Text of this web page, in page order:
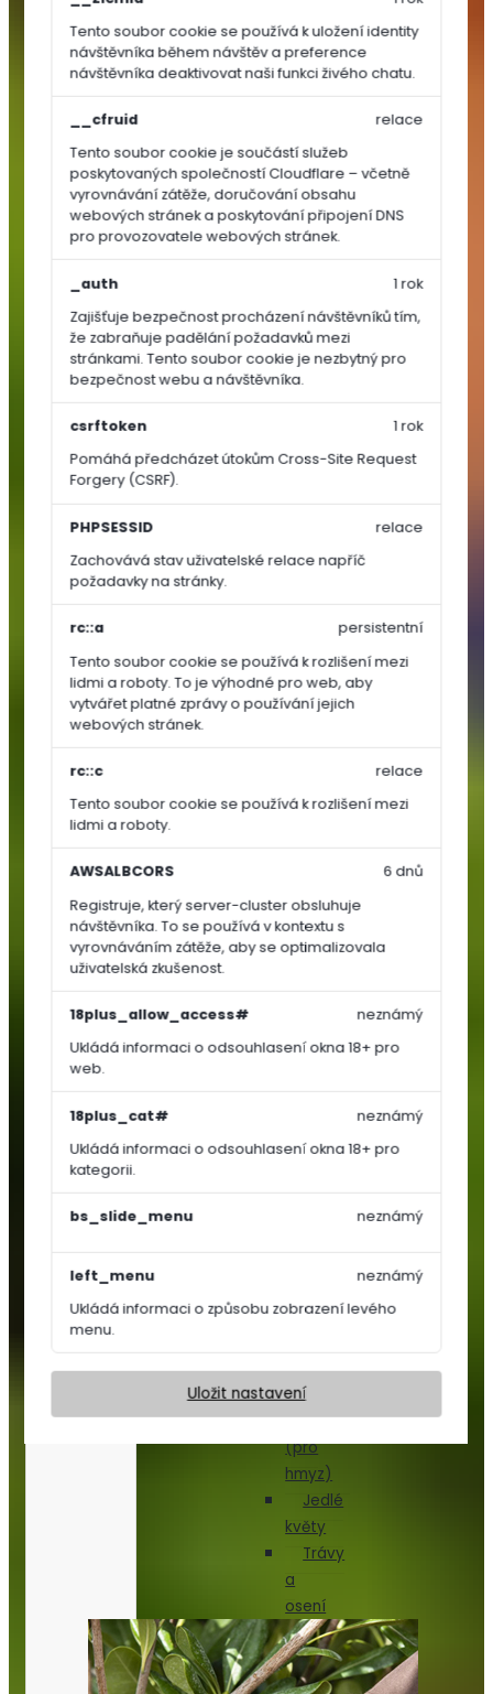
Tento soubor cookie se používá k uložení identity
návštěvníka během návštěv a preference
návštěvníka deaktivovat naši funkci živého chatu.
__cfruid
Tento soubor cookie je součástí služeb
poskytovaných společností Cloudflare – včetně
vyrovnávání zátěže, doručování obsahu
webových stránek a poskytování připojení DNS
pro provozovatele webových stránek.
relace
_auth
Zajišťuje bezpečnost procházení návštěvníků tím,
že zabraňuje padělání požadavků mezi
stránkami. Tento soubor cookie je nezbytný pro
bezpečnost webu a návštěvníka.
1 rok
csrftoken
Pomáhá předcházet útokům Cross-Site Request
Forgery (CSRF).
1 rok
PHPSESSID
Zachovává stav uživatelské relace napříč
požadavky na stránky.
relace
rc::a
Tento soubor cookie se používá k rozlišení mezi
lidmi a roboty. To je výhodné pro web, aby
vytvářet platné zprávy o používání jejich
webových stránek.
persistentní
rc::c
Tento soubor cookie se používá k rozlišení mezi
lidmi a roboty.
relace
AWSALBCORS
Registruje, který server-cluster obsluhuje
návštěvníka. To se používá v kontextu s
vyrovnáváním zátěže, aby se optimalizovala
uživatelská zkušenost.
6 dnů
18plus_allow_access#
Ukládá informaci o odsouhlasení okna 18+ pro
web.
neznámý
18plus_cat#
Ukládá informaci o odsouhlasení okna 18+ pro
kategorii.
neznámý
bs_slide_menu neznámý
left_menu
Ukládá informaci o způsobu zobrazení levého
menu.
neznámý
Uložit nastavení
TRAVNÍ
OSIVA
a
regenerace
Univerzální
a
Sportovní
směsi
Speciální
směsi
SEMÍNKA
Rajčata
Okurky,
dýně,
cukety
Ostatní
Cibulová
(luštěniny)
Listová
Jahodníky
Květiny
Dvouletky
koberec
Nektar
párty
(pro
hmyz)
Jedlé
květy
Trávy
a
osení